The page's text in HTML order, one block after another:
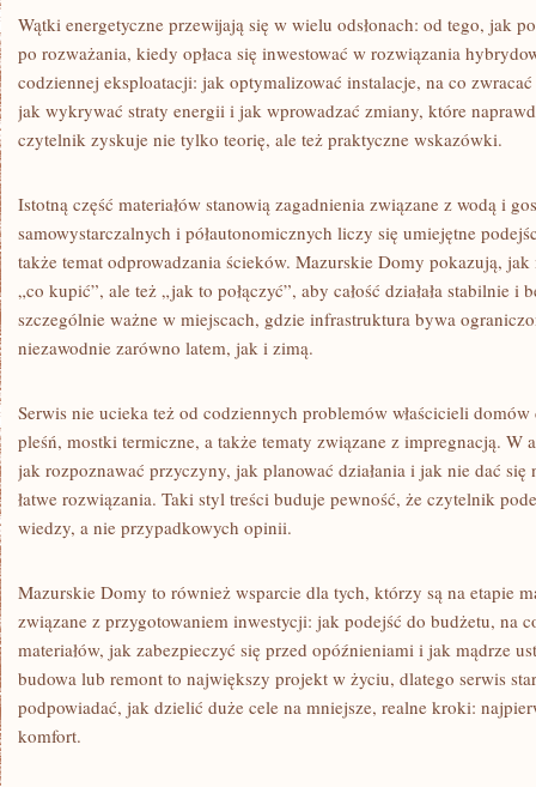
Wątki energetyczne przewijają się w wielu odsłonach: od tego, jak
po rozważania, kiedy opłaca się inwestować w rozwiązania
codziennej eksploatacji: jak optymalizować instalacje, na co
jak wykrywać straty energii i jak wprowadzać zmiany, które
czytelnik zyskuje nie tylko teorię, ale też praktyczne wskazówki.
Istotną część materiałów stanowią zagadnienia związane z wodą i
samowystarczalnych i półautonomicznych liczy się umiejętne
także temat odprowadzania ścieków. Mazurskie Domy pokazują,
„co kupić”, ale też „jak to połączyć”, aby całość działała stabilnie i
szczególnie ważne w miejscach, gdzie infrastruktura bywa
niezawodnie zarówno latem, jak i zimą.
Serwis nie ucieka też od codziennych problemów właścicieli
pleśń, mostki termiczne, a także tematy związane z impregnacją. W
jak rozpoznawać przyczyny, jak planować działania i jak nie dać
łatwe rozwiązania. Taki styl treści buduje pewność, że czytelnik
wiedzy, a nie przypadkowych opinii.
Mazurskie Domy to również wsparcie dla tych, którzy są na etapie
związane z przygotowaniem inwestycji: jak podejść do budżetu, na
materiałów, jak zabezpieczyć się przed opóźnieniami i jak mądrze
budowa lub remont to największy projekt w życiu, dlatego serwis
podpowiadać, jak dzielić duże cele na mniejsze, realne kroki:
komfort.